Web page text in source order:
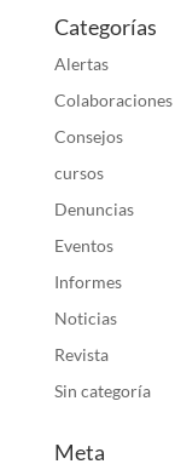
Categorías
Alertas
Colaboraciones
Consejos
cursos
Denuncias
Eventos
Informes
Noticias
Revista
Sin categoría
Meta